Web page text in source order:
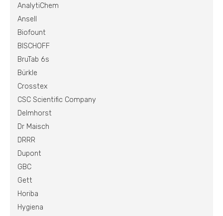
AnalytiChem
Ansell
Biofount
BISCHOFF
BruTab 6s
Bürkle
Crosstex
CSC Scientific Company
Delmhorst
Dr Maisch
DRRR
Dupont
GBC
Gett
Horiba
Hygiena